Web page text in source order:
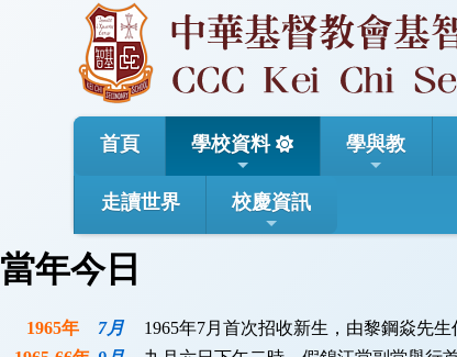
首頁 學校資料 學與教
走讀世界 校慶資訊
當年今日